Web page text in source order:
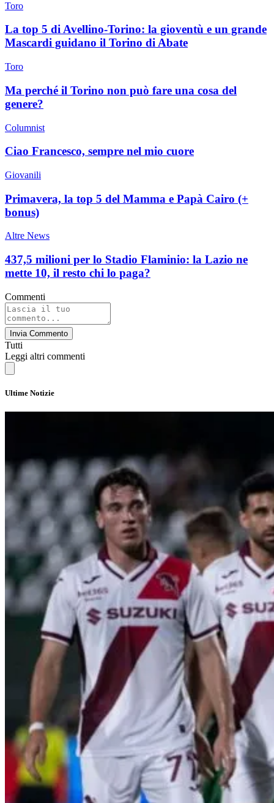
Toro
La top 5 di Avellino-Torino: la gioventù e un grande
Mascardi guidano il Torino di Abate
Toro
Ma perché il Torino non può fare una cosa del
genere?
Columnist
Ciao Francesco, sempre nel mio cuore
Giovanili
Primavera, la top 5 del Mamma e Papà Cairo (+
bonus)
Altre News
437,5 milioni per lo Stadio Flaminio: la Lazio ne
mette 10, il resto chi lo paga?
Commenti
Invia Commento
Tutti
Leggi altri commenti
Ultime Notizie